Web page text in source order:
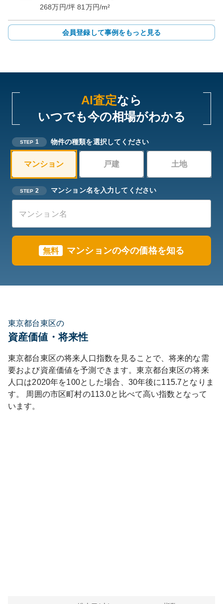
268万円/坪 81 万円/m²
会員登録して事例をもっと見る
AI査定なら
いつでも今の相場がわかる
STEP 1 物件の種類を選択してください
マンション 戸建 土地
STEP 2 マンション名を入力してください
無料 マンションの今の価格を知る
東京都台東区の
資産価値・将来性
東京都台東区の将来人口指数を見ることで、将来的な需
要および資産価値を予測できます。東京都台東区の将来
人口は2020年を100とした場合、30年後に115.7となりま
す。
周囲の市区町村の113.0と比べて高い指数となって
います。